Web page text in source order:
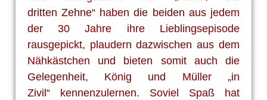
dritten Zehne“ haben die beiden aus jedem
der 30 Jahre ihre Lieblingsepisode
rausgepickt, plaudern dazwischen aus dem
Nähkästchen und bieten somit auch die
Gelegenheit, König und Müller „in
Zivil“
kennenzulernen. Soviel Spaß hat